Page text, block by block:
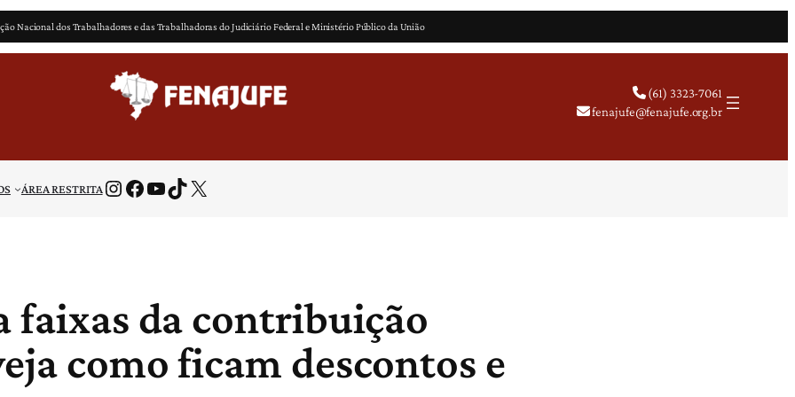
Nacional dos Trabalhadores e das Trabalhadoras do Judiciário Federal e Ministério Público da União
(61) 3323-7061
fenajufe@fenajufe.org.br
ÁREA RESTRITAInstagram Facebook Youtube TikTok X
faixas da contribuição
como ficam descontos e